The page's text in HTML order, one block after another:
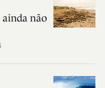
ainda não